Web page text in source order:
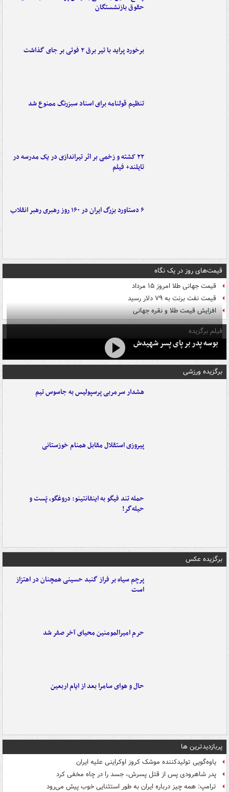
حقوق بازنشستگان
برخورد پراید با تیر برق ۲ فوتی بر جای گذاشت
تنظیم قولنامه برای اسناد سبزرنگ ممنوع شد
۲۲ کشته و زخمی بر اثر تیراندازی در یک مدرسه در
تایلند+ فیلم
۶ دستاورد بزرگ ایران در ۱۶۰ روز رهبری رهبر انقلاب
قیمت‌های روز در یک نگاه
قیمت جهانی طلا امروز ۱۵ مرداد
قیمت نفت برنت به ۷۹ دلار رسید
افزایش قیمت طلا و نقره جهانی
فیلم برگزیده
بوسه‌ پدر بر پای پسر شهیدش
برگزیده ورزشی
هشدار سرمربی پرسپولیس به جاسوس تیم
پیروزی استقلال مقابل همنام خوزستانی
حمله تند فیگو به اینفانتینو: دروغگو، پَست‌ و
حیله‌گر!
برگزیده عکس
پرچم سیاه بر فراز گنبد حسینی همچنان در اهتزاز
است
حرم امیرالمومنین محیای آخر صفر شد
حال و هوای سامرا بعد از ایام اربعین
پربازدیدترین ها
یاوه‌گویی تولیدکننده موشک کروز اوکراینی علیه ایران
پدر شاهرودی پس از قتل پسرش، جسد را در چاه مخفی کرد
ترامپ: همه چیز درباره ایران به طور استثنایی خوب پیش می‌رود